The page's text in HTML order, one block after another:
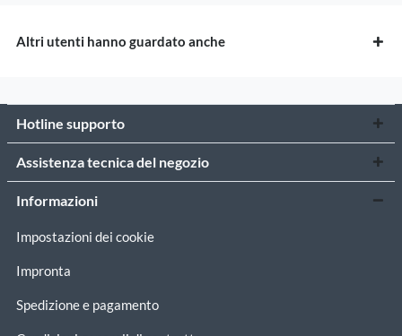
Altri utenti hanno guardato anche
Hotline supporto
Assistenza tecnica del negozio
Informazioni
Impostazioni dei cookie
Impronta
Spedizione e pagamento